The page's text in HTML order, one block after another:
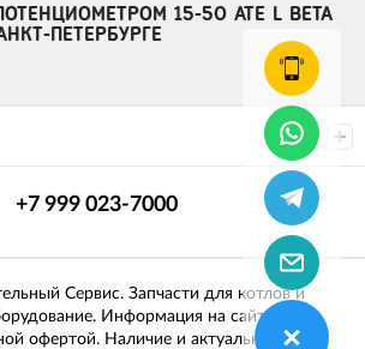
15-50 ATE L BETA
ПЕТЕРБУРГЕ
+7 999 023-7000
Сервис. Запчасти для котлов и
Информация на сайте не
офертой. Наличие и актуальные цены